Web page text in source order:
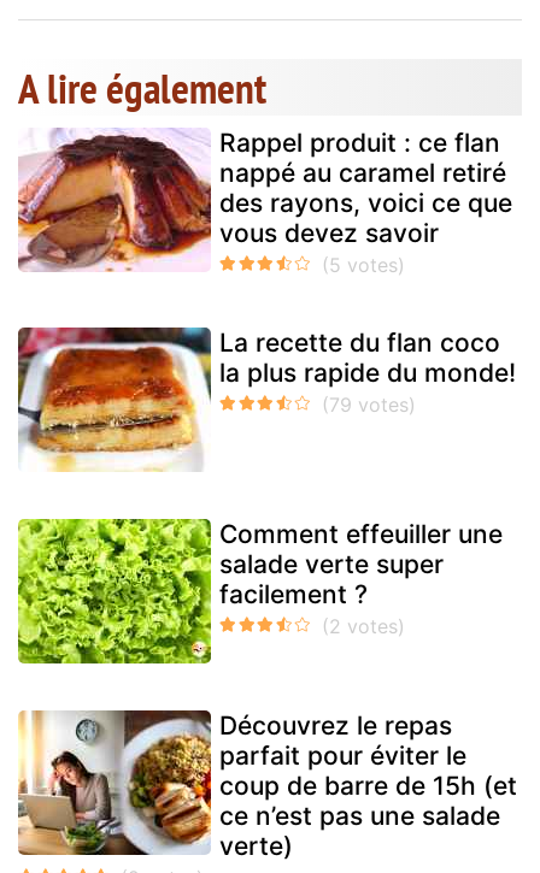
A lire également
Rappel produit : ce flan
nappé au caramel retiré
des rayons, voici ce que
vous devez savoir
La recette du flan coco
la plus rapide du monde!
Comment effeuiller une
salade verte super
facilement ?
Découvrez le repas
parfait pour éviter le
coup de barre de 15h (et
ce n’est pas une salade
verte)